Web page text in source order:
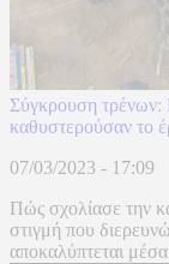
Σύγκρουση
καθυστερούσαν το
07/03/2023 - 17:09
Πώς σχολίασε την
στιγμή που
αποκαλύπτεται